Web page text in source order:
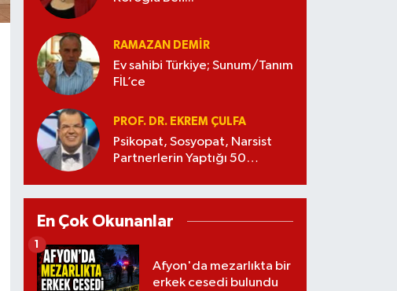
RAMAZAN DEMİR
Ev sahibi Türkiye; Sunum/Tanım
FİL’ce
PROF. DR. EKREM ÇULFA
Psikopat, Sosyopat, Narsist
Partnerlerin Yaptığı 50
En Çok Okunanlar
Afyon'da mezarlıkta bir
erkek cesedi bulundu
1